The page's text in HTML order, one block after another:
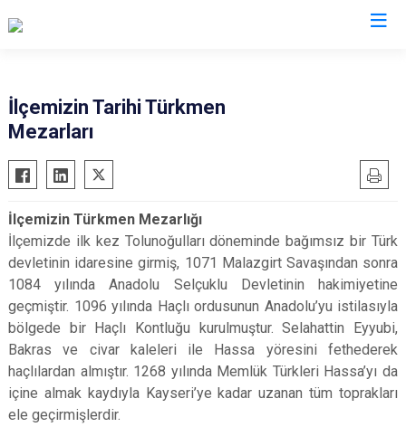
Altınözü
Belen
Erzin
Hassa
İskenderun
Kırıkhan
Kumlu
Arsuz
Antakya
Defne
İlçemizin Tarihi Türkmen
Mezarları
İlçemizin Türkmen Mezarlığı
İlçemizde ilk kez Tolunoğulları döneminde bağımsız bir Türk
devletinin idaresine girmiş, 1071 Malazgirt Savaşından sonra
1084 yılında Anadolu Selçuklu Devletinin hakimiyetine
geçmiştir. 1096 yılında Haçlı ordusunun Anadolu’yu istilasıyla
bölgede bir Haçlı Kontluğu kurulmuştur. Selahattin Eyyubi,
Bakras ve civar kaleleri ile Hassa yöresini fethederek
haçlılardan almıştır. 1268 yılında Memlük Türkleri Hassa’yı da
içine almak kaydıyla Kayseri’ye kadar uzanan tüm toprakları
ele geçirmişlerdir.